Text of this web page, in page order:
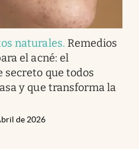
naturales. Remedios
el acné: el
secreto que todos
y que transforma la
de 2026